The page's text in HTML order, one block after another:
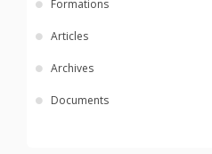
Formations
Articles
Archives
Documents